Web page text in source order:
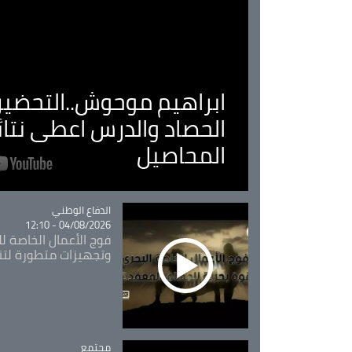
ابراهيم
الحصاد والدرس اعطى
المحاصيل
Catégorie
الدفاع الوطني
04/08/2026 - 12:10
فوج الأعمال الخاصة
وتجهيزات متطورة
Catégorie
مجتمع